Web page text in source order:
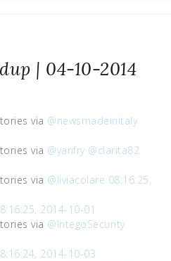
| 04-10-2014
via @newsmadeinitaly
via @yanfry @clarita82
via @liviacolare 08:16:25,
2014-10-01
via @IntegoSecurity
2014-10-03